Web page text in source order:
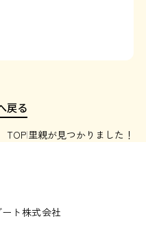
戻る
TOP 里親が見つかりました！
ト株式会社